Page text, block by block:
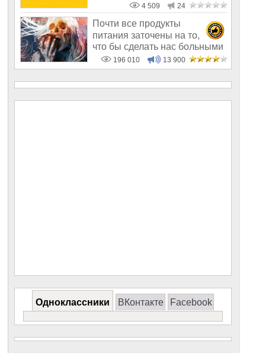
4 509 24
Почти все продукты
питания заточены на то,
что бы сделать нас больными
и бесплодным
196 010 13 900
Одноклассники ВКонтакте Facebook